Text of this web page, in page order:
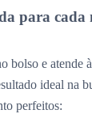
para cada
bolso e atende
ideal na
perfeitos: